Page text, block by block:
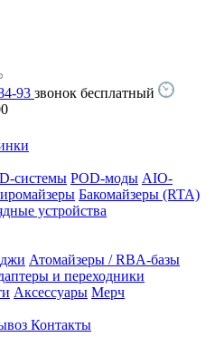
93 звонок бесплатный
системы POD-моды AIO-
Бакомайзеры (RTA)
устройства
Атомайзеры / RBA-базы
и переходники
Аксессуары Мерч
Контакты